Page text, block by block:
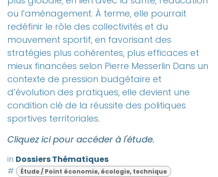
ou l’aménagement. À terme, elle pourrait
redéfinir le rôle des collectivités et du
mouvement sportif, en favorisant des
stratégies plus cohérentes, plus efficaces et
mieux financées selon Pierre Messerlin Dans un
contexte de pression budgétaire et
d’évolution des pratiques, elle devient une
condition clé de la réussite des politiques
sportives territoriales.
Cliquez ici pour accéder à l'étude.
in Dossiers Thématiques
#
Étude / Point économie, écologie, technique